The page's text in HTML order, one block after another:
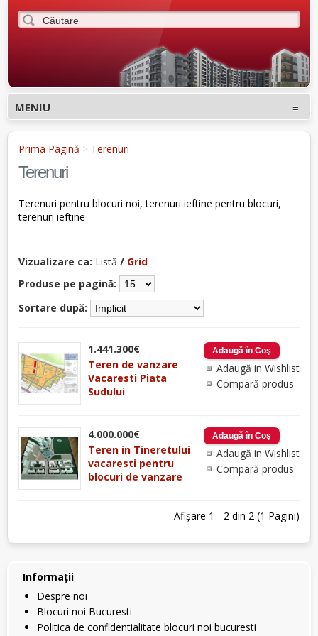
MENIU
Prima Pagină > Terenuri
Terenuri
Terenuri pentru blocuri noi, terenuri ieftine pentru blocuri,
terenuri ieftine
Vizualizare ca: Listă / Grid
Produse pe pagină:
Sortare după:
Adaugă in Wishlist
Compară produs
1.441.300€
Teren de vanzare
Vacaresti Piata
Sudului
Adaugă in Wishlist
Compară produs
4.000.000€
Teren in Tineretului
vacaresti pentru
blocuri de vanzare
Afişare 1 - 2 din 2 (1 Pagini)
Informaţii
Despre noi
Blocuri noi Bucuresti
Politica de confidentialitate blocuri noi bucuresti